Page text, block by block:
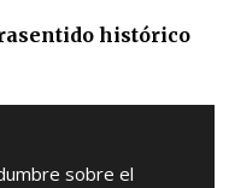
histórico
sobre el